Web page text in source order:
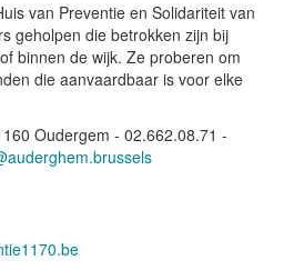
van Preventie en Solidariteit van
geholpen die betrokken zijn bij
binnen de wijk. Ze proberen om
die aanvaardbaar is voor elke
Oudergem - 02.662.08.71 -